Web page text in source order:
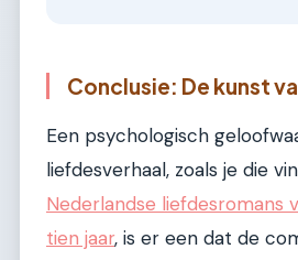
Conclusie: De kunst
Een psychologisch
liefdesverhaal, zoals je die
Nederlandse liefdesromans
tien jaar, is er een dat de